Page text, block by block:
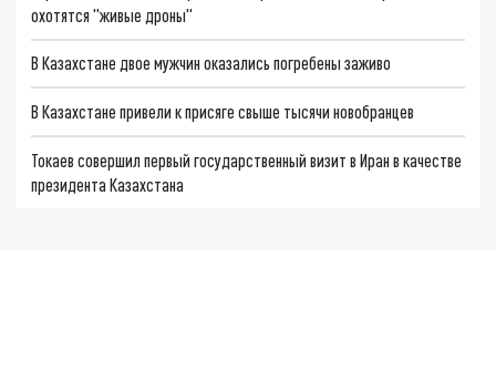
охотятся "живые дроны"
В Казахстане двое мужчин оказались погребены заживо
В Казахстане привели к присяге свыше тысячи новобранцев
Токаев совершил первый государственный визит в Иран в качестве
президента Казахстана